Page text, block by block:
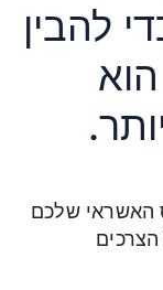
להבין
האשראי שלכם